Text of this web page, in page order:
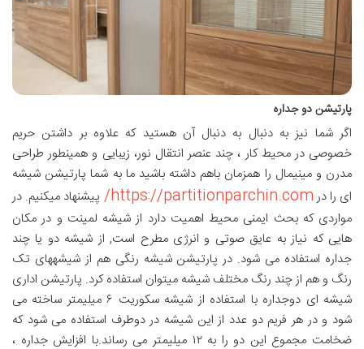
پارتیشن دو جداره
اگر شما نیز به دنبال به دنبال آن هستید که علاوه بر داشتن حریم
خصوصی در محیط کار ، چند عنصر انتقال نور، زیبایی و همینطور طراحی
مدرن و مینیمال را همزمان باهم داشته باشید ما به شما پارتیشن شیشه
ای را درhttps://partitionparchin.com/ پیشنهاد میکنیم. در
مواردی که بحث ایمنی محیط اهمیت دارد از شیشه لمینت و در مکان
هایی که نیاز به عایق صوتی و انرژی مطرح است, از شیشه دو یا چند
جداره استفاده می شود. در پارتیشن شیشه رنگی هم از شیشههای تک
رنگ و هم از چند رنگ مختلف شیشه میتوان استفاده کرد. پارتیشن اداری
شیشه ای دوجداره با استفاده از شیشه سکوریت ۶ میلیمتر ساخته می
شود و در هر فریم دو عدد از این شیشه در دوطرف استفاده می شود که
ضخامت مجموع این دو را به ۱۲ میلیمتر می رساند.با افزایش جداره ،